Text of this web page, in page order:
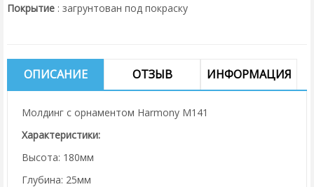
Покрытие : загрунтован под покраску
ОПИСАНИЕ ОТЗЫВ ИНФОРМАЦИЯ
Молдинг с орнаментом Harmony M141
Характеристики:
Высота: 180мм
Глубина: 25мм